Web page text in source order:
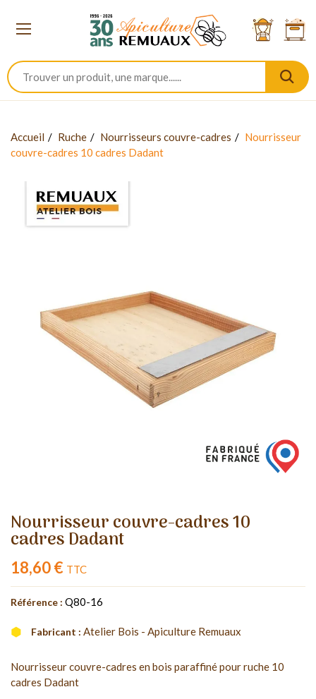
Accueil Ruche Nourrisseurs couvre-cadres
Nourrisseur
couvre-cadres 10 cadres Dadant
Nourrisseur couvre-cadres 10
cadres Dadant
18,60 € TTC
Référence : Q80-16
Fabricant : Atelier Bois - Apiculture Remuaux
Nourrisseur couvre-cadres en bois paraffiné pour ruche 10
cadres Dadant